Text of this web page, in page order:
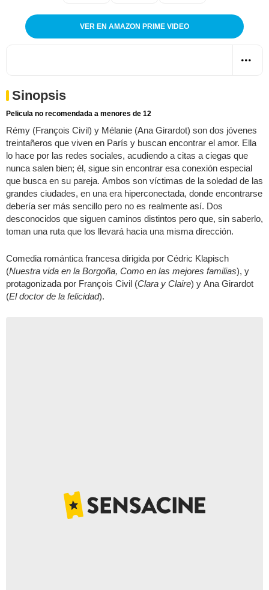
VER EN AMAZON PRIME VIDEO
Sinopsis
Pelicula no recomendada a menores de 12
Rémy (François Civil) y Mélanie (Ana Girardot) son dos jóvenes
treintañeros que viven en París y buscan encontrar el amor. Ella
lo hace por las redes sociales, acudiendo a citas a ciegas que
nunca salen bien; él, sigue sin encontrar esa conexión especial
que busca en su pareja. Ambos son víctimas de la soledad de las
grandes ciudades, en una era hiperconectada, donde encontrarse
debería ser más sencillo pero no es realmente así. Dos
desconocidos que siguen caminos distintos pero que, sin saberlo,
toman una ruta que los llevará hacia una misma dirección.
Comedia romántica francesa dirigida por Cédric Klapisch
(Nuestra vida en la Borgoña, Como en las mejores familias), y
protagonizada por François Civil (Clara y Claire) y Ana Girardot
(El doctor de la felicidad).